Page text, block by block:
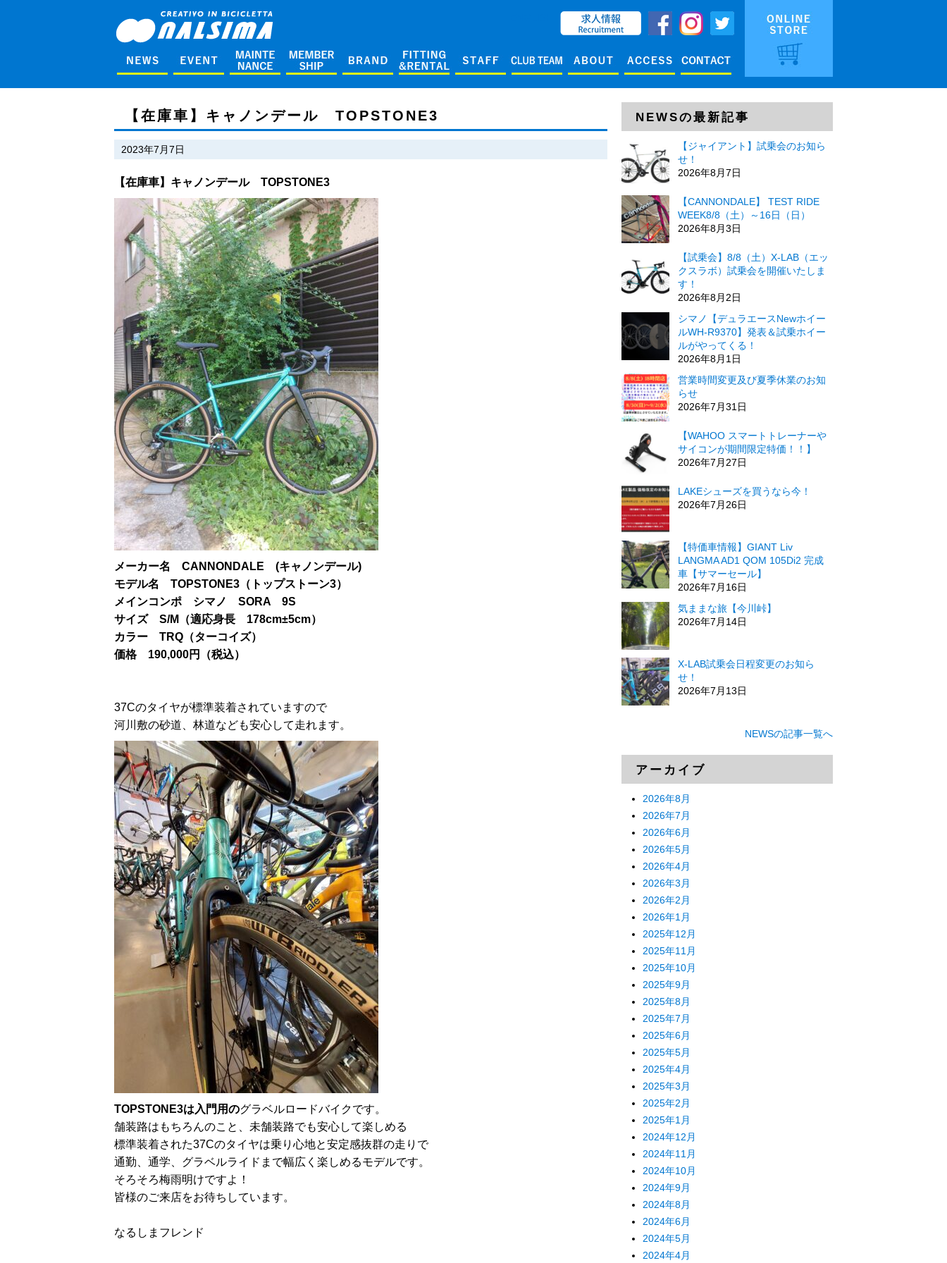
【在庫車】キャノンデール TOPSTONE3
2023年7月7日
【在庫車】キャノンデール TOPSTONE3
メーカー名 CANNONDALE (キャノンデール)
モデル名 TOPSTONE3（トップストーン3）
メインコンポ シマノ SORA 9S
サイズ S/M（適応身長 178cm±5cm）
カラー TRQ（ターコイズ）
価格 190,000円（税込）
37Cのタイヤが標準装着されていますので
河川敷の砂道、林道なども安心して走れます。
TOPSTONE3は入門用のグラベルロードバイクです。
舗装路はもちろんのこと、未舗装路でも安心して楽しめる
標準装着された37Cのタイヤは乗り心地と安定感抜群の走りで
通勤、通学、グラベルライドまで幅広く楽しめるモデルです。
そろそろ梅雨明けですよ！
皆様のご来店をお待ちしています。
なるしまフレンド
NEWSの最新記事
【ジャイアント】試乗会のお知ら
せ！
2026年8月7日
【CANNONDALE】 TEST RIDE
WEEK8/8（土）～16日（日）
2026年8月3日
【試乗会】8/8（土）X-LAB（エッ
クスラボ）試乗会を開催いたしま
す！
2026年8月2日
シマノ【デュラエースNewホイー
ルWH-R9370】発表＆試乗ホイー
ルがやってくる！
2026年8月1日
営業時間変更及び夏季休業のお知
らせ
2026年7月31日
【WAHOO スマートトレーナーや
サイコンが期間限定特価！！】
2026年7月27日
LAKEシューズを買うなら今！
2026年7月26日
【特価車情報】GIANT Liv
LANGMA AD1 QOM 105Di2 完成
車【サマーセール】
2026年7月16日
気ままな旅【今川峠】
2026年7月14日
X-LAB試乗会日程変更のお知ら
せ！
2026年7月13日
NEWSの記事一覧へ
アーカイブ
2026年8月
2026年7月
2026年6月
2026年5月
2026年4月
2026年3月
2026年2月
2026年1月
2025年12月
2025年11月
2025年10月
2025年9月
2025年8月
2025年7月
2025年6月
2025年5月
2025年4月
2025年3月
2025年2月
2025年1月
2024年12月
2024年11月
2024年10月
2024年9月
2024年8月
2024年6月
2024年5月
2024年4月